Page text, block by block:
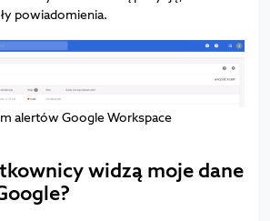
powiadomienia.
alertów Google Workspace
widzą moje dane